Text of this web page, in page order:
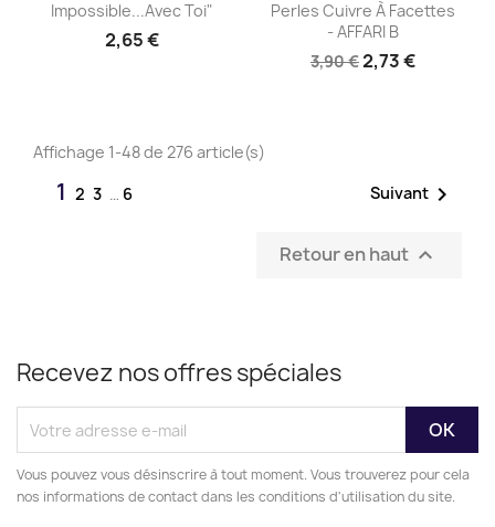
Impossible...avec Toi"
2,65 €
Perles Cuivre À Facettes
- AFFARI B
3,90 €2,73 €
Affichage 1-48 de 276 article(s)
1 2 3 … 6 Suivant 
Retour en haut 
Recevez nos offres spéciales
Vous pouvez vous désinscrire à tout moment. Vous trouverez pour cela
nos informations de contact dans les conditions d'utilisation du site.